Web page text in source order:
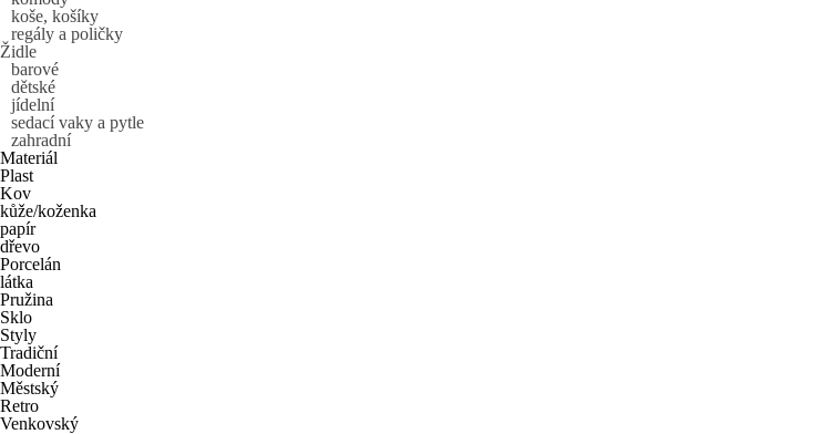
koše, košíky
regály a poličky
Židle
barové
dětské
jídelní
sedací vaky a pytle
zahradní
Materiál
Plast
Kov
kůže/koženka
papír
dřevo
Porcelán
látka
Pružina
Sklo
Styly
Tradiční
Moderní
Městský
Retro
Venkovský